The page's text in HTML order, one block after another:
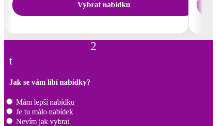
Vybrat nabídku
t
Jak se vám líbí nabídky?
2
Mám lepší nabídku
Je tu málo nabídek
Nevím jak vybrat